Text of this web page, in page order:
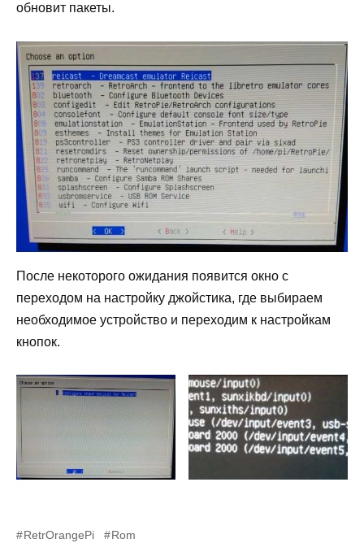
обновит пакеты.
После некоторого ожидания появится окно с
переходом на настройку джойстика, где выбираем
необходимое устройство и переходим к настройкам
кнопок.
RetrOrangePi Rom